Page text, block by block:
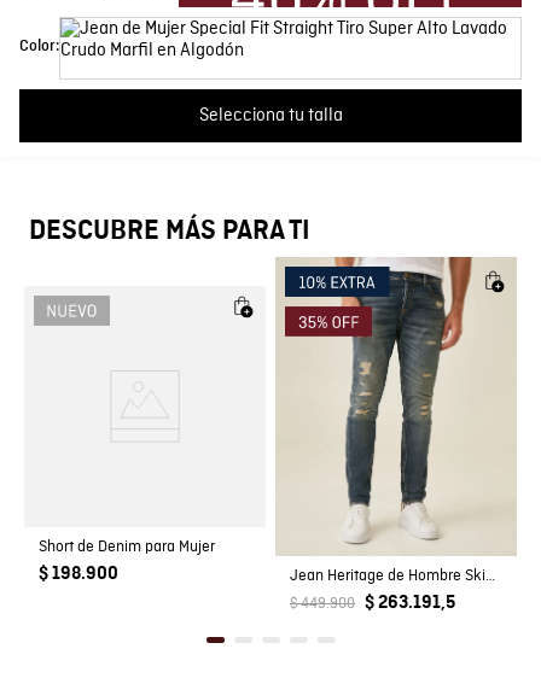
Color:
Selecciona tu talla
Color Beige
País de Fabricación Hecho en Colombia
Fabricante / importador COMODIN S.A.S.
Más reciente Todos
No hay comentarios.
DESCUBRE MÁS PARA TI
Short de Denim para Mujer
$ 198.900 Jean Heritage de Hombre Skinny Fit Tiro Bajo Lavado Oscuro en Mezcla de Algodón Rider
$ 449.900 $ 263.191,5